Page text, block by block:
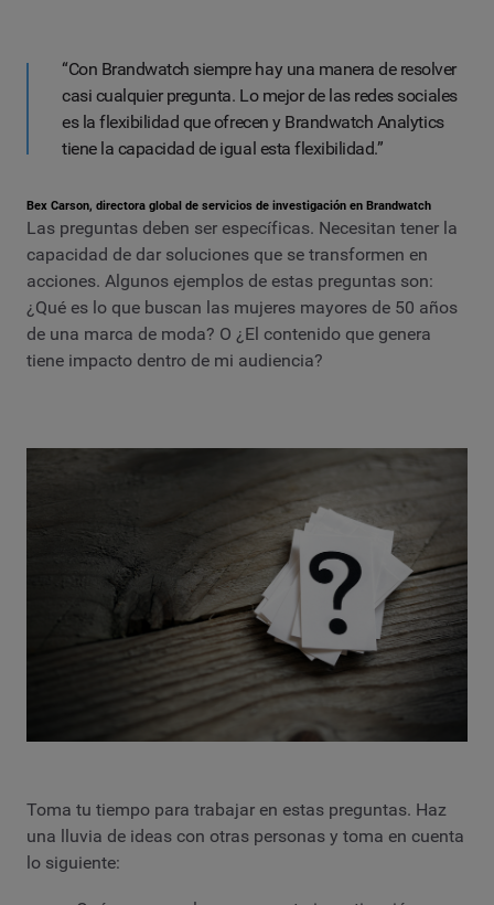
“Con Brandwatch siempre hay una manera de resolver
casi cualquier pregunta. Lo mejor de las redes sociales
es la flexibilidad que ofrecen y Brandwatch Analytics
tiene la capacidad de igual esta flexibilidad.”
Bex Carson, directora global de servicios de investigación en Brandwatch
Las preguntas deben ser específicas. Necesitan tener la
capacidad de dar soluciones que se transformen en
acciones. Algunos ejemplos de estas preguntas son:
¿Qué es lo que buscan las mujeres mayores de 50 años
de una marca de moda? O ¿El contenido que genera
tiene impacto dentro de mi audiencia?
Toma tu tiempo para trabajar en estas preguntas. Haz
una lluvia de ideas con otras personas y toma en cuenta
lo siguiente: